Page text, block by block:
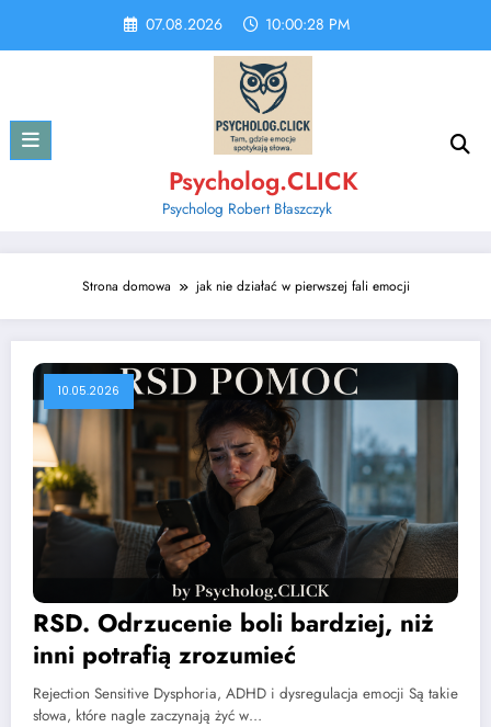
content
07.08.2026 10:00:28 PM
Psycholog.CLICK
Psycholog Robert Błaszczyk
Strona domowa jak nie działać w pierwszej fali emocji
10.05.2026
RSD. Odrzucenie boli bardziej, niż
inni potrafią zrozumieć
Rejection Sensitive Dysphoria, ADHD i dysregulacja emocji Są takie
słowa, które nagle zaczynają żyć w…